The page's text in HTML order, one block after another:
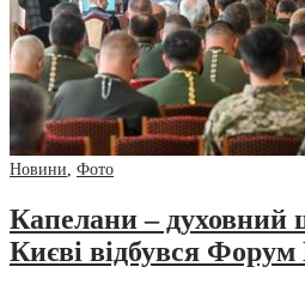
Новини, Фото
Капелани – духовний
Києві відбувся